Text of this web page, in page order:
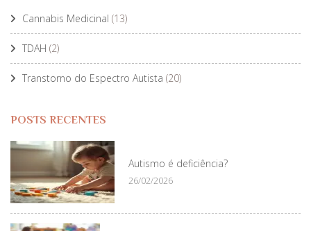
Cannabis Medicinal (13)
TDAH (2)
Transtorno do Espectro Autista (20)
POSTS RECENTES
Autismo é deficiência?
26/02/2026